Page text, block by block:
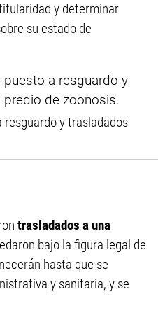
y determinar
su estado de
y trasladados
trasladados a una
bajo la figura legal de
hasta que se
y sanitaria, y se